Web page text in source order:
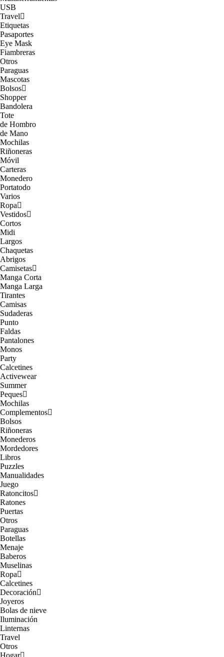
USB
Travel
Etiquetas
Pasaportes
Eye Mask
Fiambreras
Otros
Paraguas
Mascotas
Bolsos
Shopper
Bandolera
Tote
de Hombro
de Mano
Mochilas
Riñoneras
Móvil
Carteras
Monedero
Portatodo
Varios
Ropa
Vestidos
Cortos
Midi
Largos
Chaquetas
Abrigos
Camisetas
Manga Corta
Manga Larga
Tirantes
Camisas
Sudaderas
Punto
Faldas
Pantalones
Monos
Party
Calcetines
Activewear
Summer
Peques
Mochilas
Complementos
Bolsos
Riñoneras
Monederos
Mordedores
Libros
Puzzles
Manualidades
Juego
Ratoncitos
Ratones
Puertas
Otros
Paraguas
Botellas
Menaje
Baberos
Muselinas
Ropa
Calcetines
Decoración
Joyeros
Bolas de nieve
Iluminación
Linternas
Travel
Otros
Hogar